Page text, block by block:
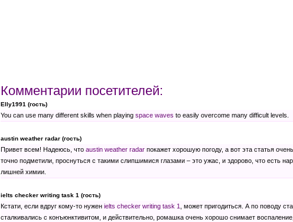
Комментарии посетителей:
Elly1991 (гость)
You can use many different skills when playing space waves to easily overcome many difficult levels.
austin weather radar (гость)
Привет всем! Надеюсь, что austin weather radar покажет хорошую погоду, а вот эта статья
точно подметили, проснуться с такими слипшимися глазами – это ужас, и здорово, что есть
лишней химии.
ielts checker writing task 1 (гость)
Кстати, если вдруг кому-то нужен ielts checker writing task 1
, может пригодиться. А по поводу
сталкивались с конъюнктивитом, и действительно, ромашка очень хорошо снимает